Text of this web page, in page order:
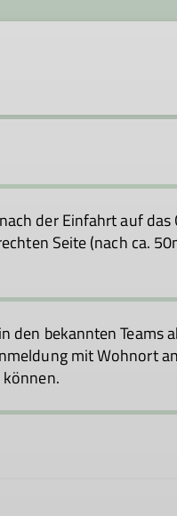
der Einfahrt auf das
Seite (nach ca.
den bekannten Teams
mit Wohnort